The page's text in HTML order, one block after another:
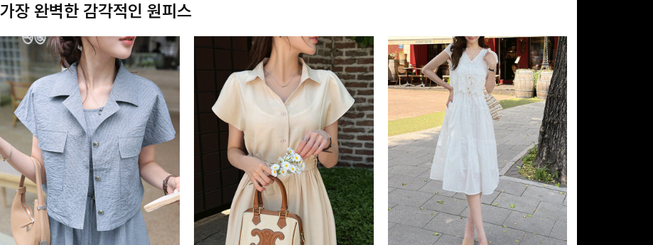
가장 완벽한 감각적인 원피스